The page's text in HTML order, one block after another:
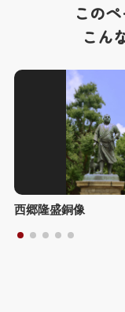
この
こん
西郷隆盛銅像